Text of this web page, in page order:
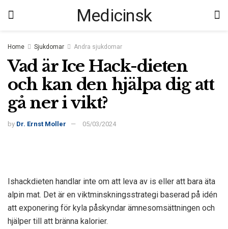
Medicinsk
Home Sjukdomar Andra sjukdomar
Vad är Ice Hack-dieten
och kan den hjälpa dig att
gå ner i vikt?
by Dr. Ernst Moller 05/03/2024
Ishackdieten handlar inte om att leva av is eller att bara äta
alpin mat. Det är en viktminskningsstrategi baserad på idén
att exponering för kyla påskyndar ämnesomsättningen och
hjälper till att bränna kalorier.